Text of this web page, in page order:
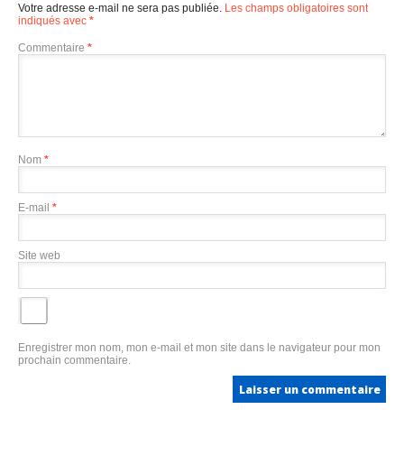
Votre adresse e-mail ne sera pas publiée. Les champs obligatoires sont
indiqués avec *
Commentaire *
Nom *
E-mail *
Site web
Enregistrer mon nom, mon e-mail et mon site dans le navigateur pour mon
prochain commentaire.